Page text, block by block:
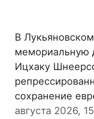
В
мемориальную
Ицхаку
сохранение
августа 2026,